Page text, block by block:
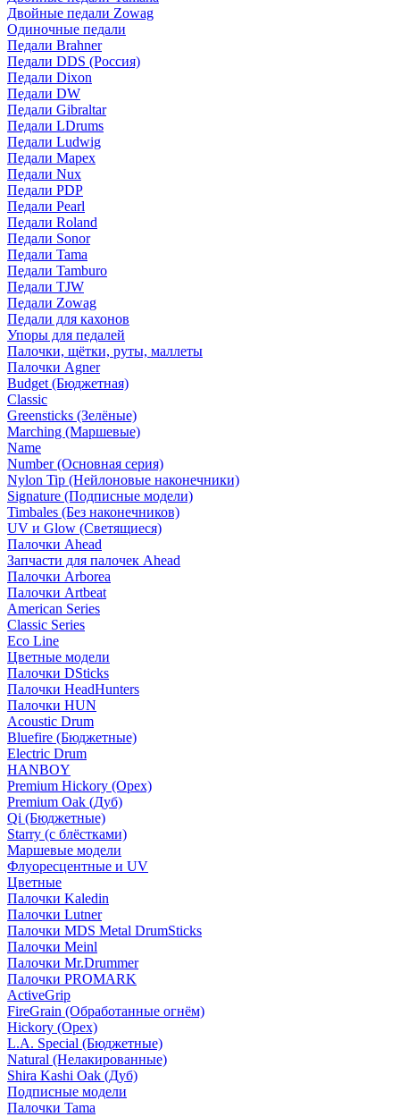
Двойные педали Zowag
Одиночные педали
Педали Brahner
Педали DDS (Россия)
Педали Dixon
Педали DW
Педали Gibraltar
Педали LDrums
Педали Ludwig
Педали Mapex
Педали Nux
Педали PDP
Педали Pearl
Педали Roland
Педали Sonor
Педали Tama
Педали Tamburo
Педали TJW
Педали Zowag
Педали для кахонов
Упоры для педалей
Палочки, щётки, руты, маллеты
Палочки Agner
Budget (Бюджетная)
Classic
Greensticks (Зелёные)
Marching (Маршевые)
Name
Number (Основная серия)
Nylon Tip (Нейлоновые наконечники)
Signature (Подписные модели)
Timbales (Без наконечников)
UV и Glow (Светящиеся)
Палочки Ahead
Запчасти для палочек Ahead
Палочки Arborea
Палочки Artbeat
American Series
Classic Series
Eco Line
Цветные модели
Палочки DSticks
Палочки HeadHunters
Палочки HUN
Acoustic Drum
Bluefire (Бюджетные)
Electric Drum
HANBOY
Premium Hickory (Орех)
Premium Oak (Дуб)
Qi (Бюджетные)
Starry (с блёстками)
Маршевые модели
Флуоресцентные и UV
Цветные
Палочки Kaledin
Палочки Lutner
Палочки MDS Metal DrumSticks
Палочки Meinl
Палочки Mr.Drummer
Палочки PROMARK
ActiveGrip
FireGrain (Обработанные огнём)
Hickory (Орех)
L.A. Special (Бюджетные)
Natural (Нелакированные)
Shira Kashi Oak (Дуб)
Подписные модели
Палочки Tama